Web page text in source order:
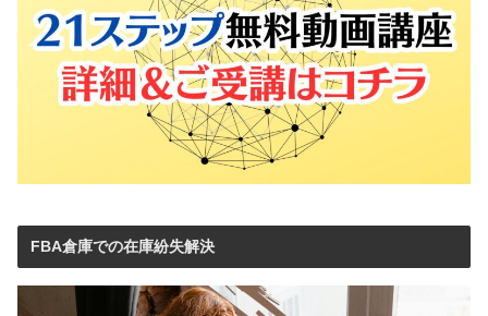
FBA倉庫での在庫紛失解決